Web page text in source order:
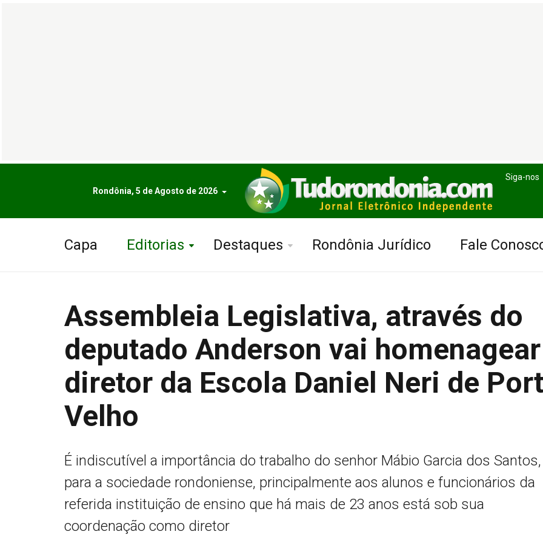
Rondônia, 5 de Agosto de 2026
Siga-nos
Capa Editorias Destaques Rondônia Jurídico Fale
Assembleia Legislativa, através do
deputado Anderson vai homenagear
diretor da Escola Daniel Neri de
Velho
É indiscutível a importância do trabalho do senhor Mábio Garcia dos Santos,
para a sociedade rondoniense, principalmente aos alunos e funcionários da
referida instituição de ensino que há mais de 23 anos está sob sua
coordenação como diretor